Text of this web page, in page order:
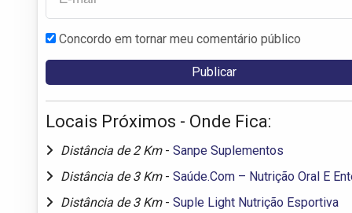
Concordo em tornar meu comentário público
Locais Próximos - Onde Fica:
Distância de 2 Km - Sanpe Suplementos
Distância de 3 Km - Saúde.Com – Nutrição Oral E
Distância de 3 Km - Suple Light Nutrição Esportiva